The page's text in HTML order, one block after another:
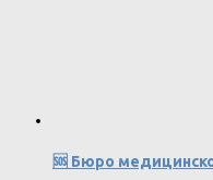
🆘 Бюро